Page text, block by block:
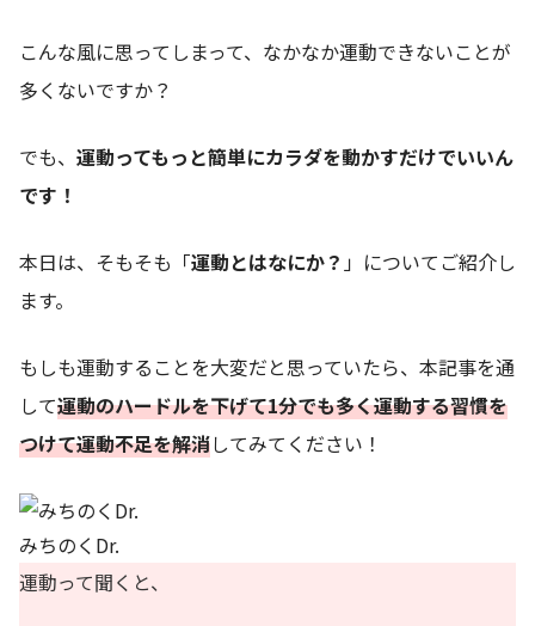
こんな風に思ってしまって、なかなか運動できないことが
多くないですか？
でも、 運動ってもっと簡単にカラダを動かすだけでいいん
です！
本日は、そもそも「運動とはなにか？ 」についてご紹介し
ます。
もしも運動することを大変だと思っていたら、本記事を通
して運動のハードルを下げて1分でも多く運動する習慣を
つけて運動不足を解消してみてください！
みちのくDr.
運動って聞くと、